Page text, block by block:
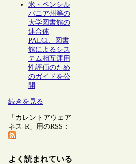
米・ペンシル
バニア州等の
大学図書館の
連合体
PALCI、図書
館によるシス
テム相互運用
性評価のため
のガイドを公
開
続きを見る
「カレントアウェア
ネス-R」用のRSS：
よく読まれている